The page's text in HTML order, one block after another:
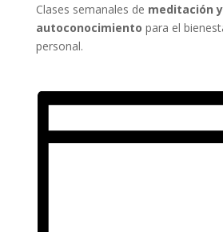
Clases semanales de meditación y
autoconocimiento para el
personal.